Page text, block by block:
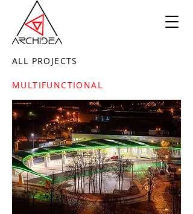
ALL PROJECTS
MULTIFUNCTIONAL